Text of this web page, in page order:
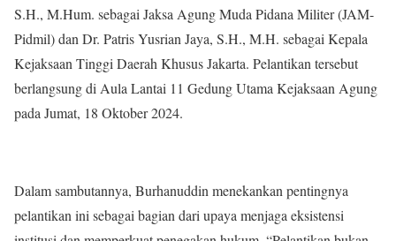
S.H., M.Hum. sebagai Jaksa Agung Muda Pidana Militer (JAM-
Pidmil) dan Dr. Patris Yusrian Jaya, S.H., M.H. sebagai Kepala
Kejaksaan Tinggi Daerah Khusus Jakarta. Pelantikan tersebut
berlangsung di Aula Lantai 11 Gedung Utama Kejaksaan Agung
pada Jumat, 18 Oktober 2024.
Dalam sambutannya, Burhanuddin menekankan pentingnya
pelantikan ini sebagai bagian dari upaya menjaga eksistensi